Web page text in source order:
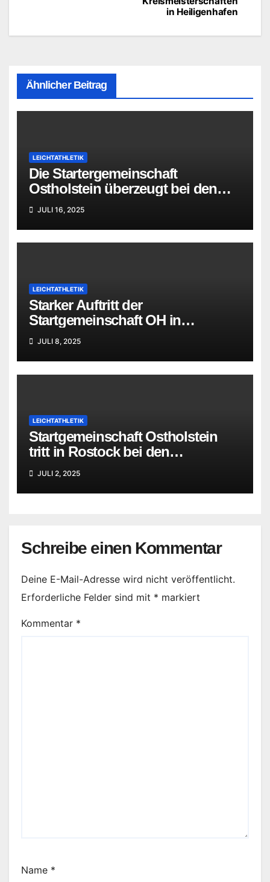
in Heiligenhafen
Ähnlicher Beitrag
LEICHTATHLETIK
Die Startergemeinschaft
Ostholstein überzeugt bei den
Offenen Kreismeisterschaften in
Heiligenhafen
JULI 16, 2025
LEICHTATHLETIK
Starker Auftritt der
Startgemeinschaft OH in
Ratzeburg
JULI 8, 2025
LEICHTATHLETIK
Startgemeinschaft Ostholstein
tritt in Rostock bei den
Norddeutschen Meisterschaften
der U16 an
JULI 2, 2025
Schreibe einen Kommentar
Deine E-Mail-Adresse wird nicht veröffentlicht.
Erforderliche Felder sind mit * markiert
Kommentar *
Name *